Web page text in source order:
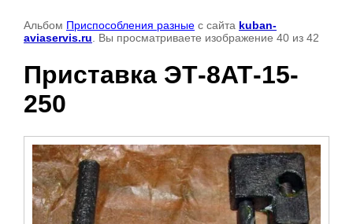
Альбом Приспособления разные с сайта kuban-
aviaservis.ru . Вы просматриваете изображение 40 из 42
Приставка ЭТ-8АТ-15-
250